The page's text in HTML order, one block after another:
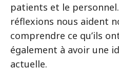
patients et le
réflexions nous aident
comprendre ce qu’ils
également à avoir une
actuelle.